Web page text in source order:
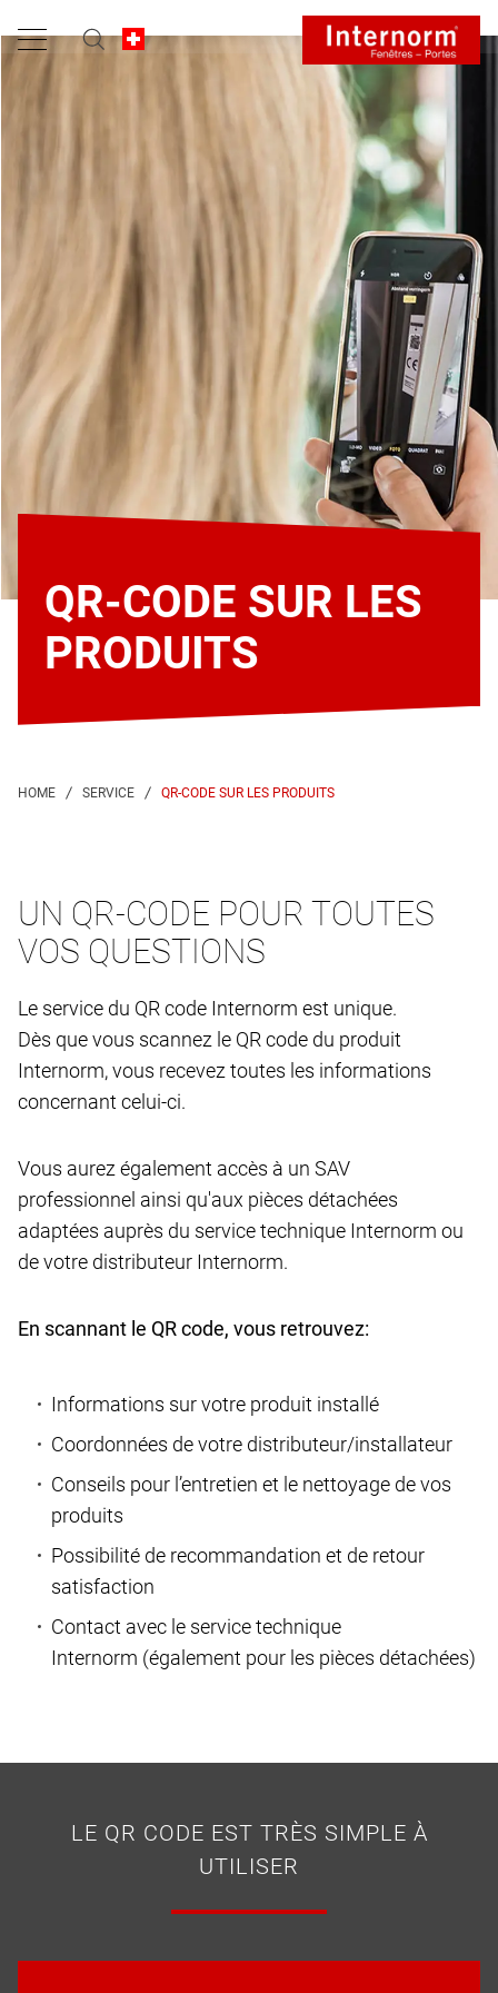
QR-CODE SUR LES
PRODUITS
QR-CODE SUR LES PRODUITS
UN QR-CODE POUR TOUTES
VOS QUESTIONS
Le service du QR code Internorm est unique.
Dès que vous scannez le QR code du produit
Internorm, vous recevez toutes les informations
concernant celui-ci.
Vous aurez également accès à un SAV
professionnel ainsi qu'aux pièces détachées
adaptées auprès du service technique Internorm ou
de votre distributeur Internorm.
En scannant le QR code, vous retrouvez:
Informations sur votre produit installé
Coordonnées de votre distributeur/installateur
Conseils pour l’entretien et le nettoyage de vos
produits
Possibilité de recommandation et de retour
satisfaction
Contact avec le service technique
Internorm (également pour les pièces détachées)
LE QR CODE EST TRÈS SIMPLE À
UTILISER